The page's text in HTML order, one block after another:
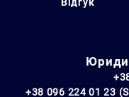
+38 096 224 01 23